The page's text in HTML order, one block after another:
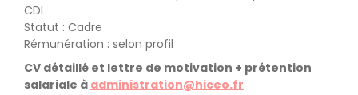
CDI
Statut : Cadre
Rémunération : selon profil
CV détaillé et lettre de motivation + prétention
salariale à administration@hiceo.fr